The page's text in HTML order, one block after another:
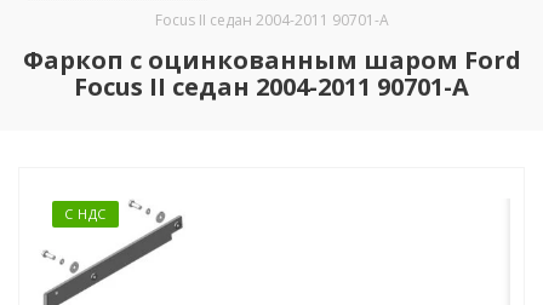
Focus II седан 2004-2011 90701-A
Фаркоп с оцинкованным шаром Ford
Focus II седан 2004-2011 90701-A
С НДС